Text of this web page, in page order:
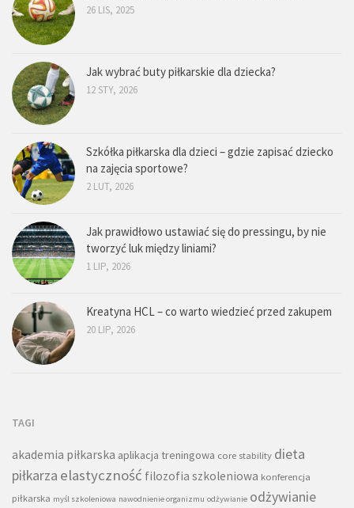
26 LIS, 2025
Jak wybrać buty piłkarskie dla dziecka?
12 STY, 2026
Szkółka piłkarska dla dzieci – gdzie zapisać dziecko
na zajęcia sportowe?
2 LUT, 2026
Jak prawidłowo ustawiać się do pressingu, by nie
tworzyć luk między liniami?
1 LIP, 2026
Kreatyna HCL – co warto wiedzieć przed zakupem
20 LIP, 2026
TAGI
akademia piłkarska aplikacja treningowa core stability dieta
piłkarza elastyczność filozofia szkoleniowa konferencja
piłkarska myśl szkoleniowa nawodnienie organizmu odżywianie odżywianie